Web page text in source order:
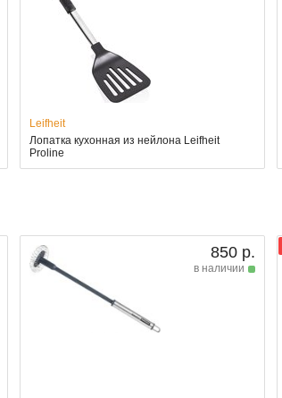
Leifheit
Лопатка кухонная из нейлона Leifheit
Proline
850 р.
в наличии